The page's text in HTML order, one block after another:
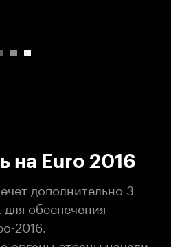
на Euro 2016
дополнительно 3
обеспечения
2016.